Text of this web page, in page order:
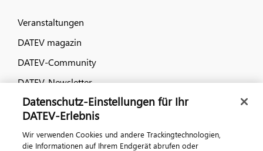
Veranstaltungen
DATEV magazin
DATEV-Community
DATEV-Newsletter
Kontaktieren Sie uns
Datenschutz-Einstellungen für Ihr
DATEV-Erlebnis
Wir verwenden Cookies und andere Trackingtechnologien,
die Informationen auf Ihrem Endgerät abrufen oder